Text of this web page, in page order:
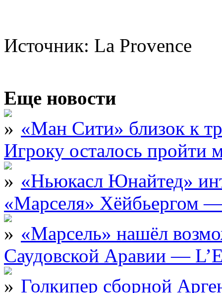
Источник: La Provence
Еще новости
«Ман Сити» близок к
Игроку осталось
«Ньюкасл Юнайтед»
«Марселя» Хёйбьергом
«Марсель» нашёл
Саудовской Аравии —
Голкипер сборной